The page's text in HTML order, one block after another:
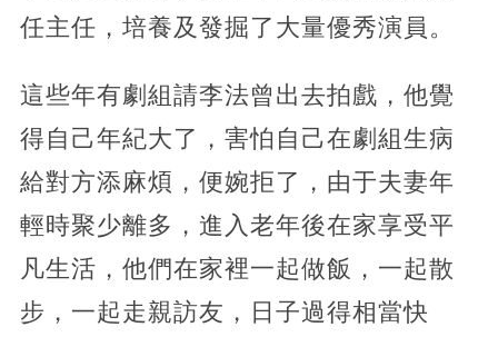
任主任，培養及發掘了大量優秀演員。
這些年有劇組請李法曾出去拍戲，他覺
得自己年紀大了，害怕自己在劇組生病
給對方添麻煩，便婉拒了，由于夫妻年
輕時聚少離多，進入老年後在家享受平
凡生活，他們在家裡一起做飯，一起散
步，一起走親訪友，日子過得相當快